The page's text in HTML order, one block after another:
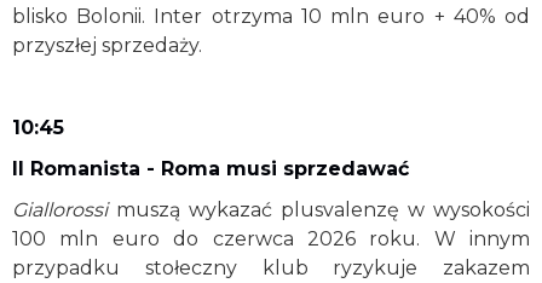
blisko Bolonii. Inter otrzyma 10 mln euro + 40% od
przyszłej sprzedaży.
10:45
Il Romanista - Roma musi sprzedawać
Giallorossimuszą wykazać plusvalenzę w wysokości
100 mln euro do czerwca 2026 roku. W innym
przypadku stołeczny klub ryzykuje zakazem